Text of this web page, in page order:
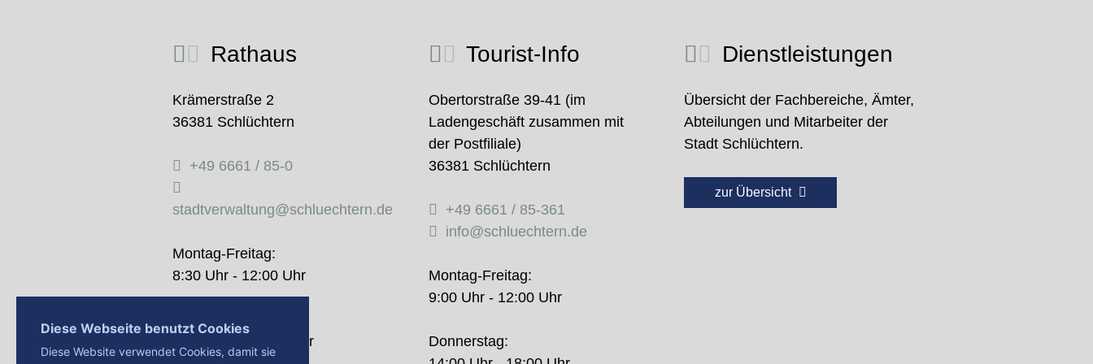
Rathaus
Krämerstraße 2
36381 Schlüchtern
+49 6661 / 85-0
stadtverwaltung@schluechtern.de
Montag-Freitag:
8:30 Uhr - 12:00 Uhr
Donnerstag:
14:00 Uhr - 18:00 Uhr
Tourist-Info
Obertorstraße 39-41 (im
Ladengeschäft zusammen mit
der Postfiliale)
36381 Schlüchtern
+49 6661 / 85-361
info@schluechtern.de
Montag-Freitag:
9:00 Uhr - 12:00 Uhr
Donnerstag:
Dienstleistungen
Übersicht der Fachbereiche, Ämter,
Abteilungen und Mitarbeiter der
Stadt Schlüchtern.
zur Übersicht
Diese Webseite benutzt Cookies
Diese Website verwendet Cookies, damit sie